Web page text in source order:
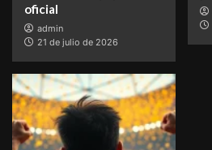
oficial
admin
21 de julio de 2026